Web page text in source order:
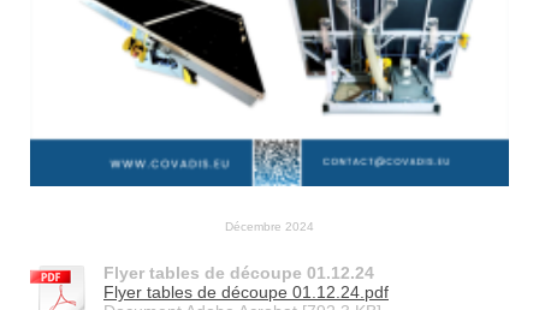
Décembre 2024
Flyer tables de découpe 01.12.24
Flyer tables de découpe 01.12.24.pdf